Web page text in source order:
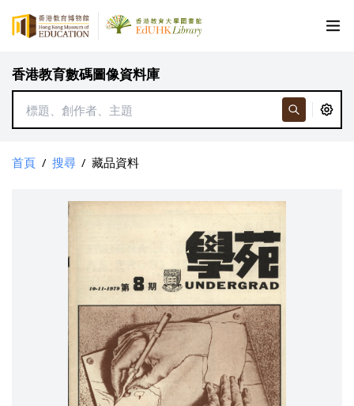
香港教育數碼圖像資料庫
首頁 / 搜尋 / 藏品資料